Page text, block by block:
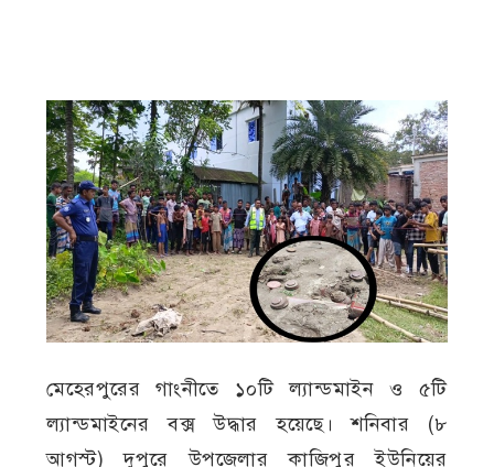
মেহেরপুরের গাংনীতে ১০টি ল্যান্ডমাইন ও ৫টি
ল্যান্ডমাইনের বক্স উদ্ধার হয়েছে। শনিবার (৮
আগস্ট) দুপুরে উপজেলার কাজিপুর ইউনিয়ের